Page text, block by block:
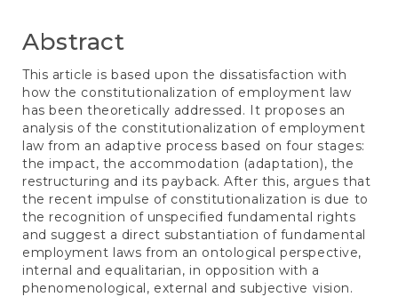
Abstract
This article is based upon the dissatisfaction with
how the constitutionalization of employment law
has been theoretically addressed. It proposes an
analysis of the constitutionalization of employment
law from an adaptive process based on four stages:
the impact, the accommodation (adaptation), the
restructuring and its payback. After this, argues that
the recent impulse of constitutionalization is due to
the recognition of unspecified fundamental rights
and suggest a direct substantiation of fundamental
employment laws from an ontological perspective,
internal and equalitarian, in opposition with a
phenomenological, external and subjective vision.